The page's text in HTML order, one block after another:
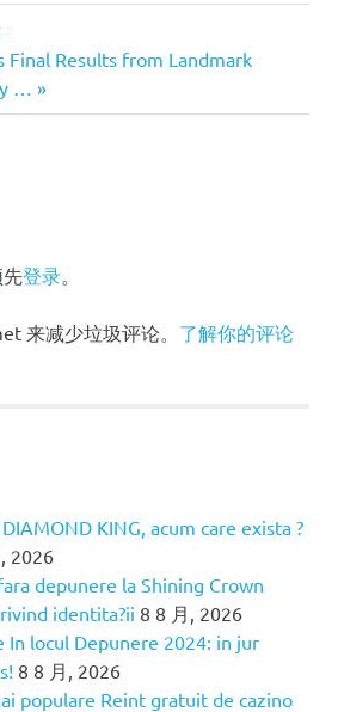
Final Results from Landmark
…
登录
来减少垃圾评论。 了解你的评论
KING, acum care exista ?
2026
depunere la Shining Crown
identita?ii 8 8 月, 2026
In locul Depunere 2024: in jur
8 8 月, 2026
populare Reint gratuit de cazino